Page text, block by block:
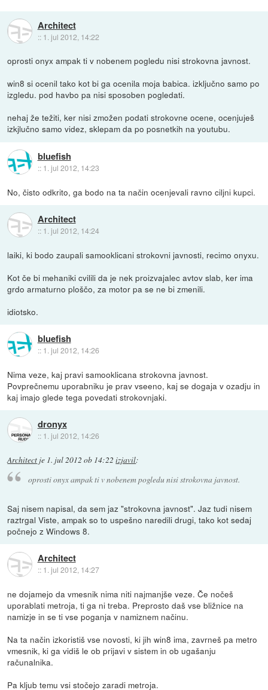
Architect
:: 1. jul 2012, 14:22
oprosti onyx ampak ti v nobenem pogledu nisi strokovna javnost.
win8 si ocenil tako kot bi ga ocenila moja babica. izključno samo po
izgledu. pod havbo pa nisi sposoben pogledati.
nehaj že težiti, ker nisi zmožen podati strokovne ocene, ocenjuješ
izkjlučno samo videz, sklepam da po posnetkih na youtubu.
bluefish
:: 1. jul 2012, 14:23
No, čisto odkrito, ga bodo na ta način ocenjevali ravno ciljni kupci.
Architect
:: 1. jul 2012, 14:24
laiki, ki bodo zaupali samooklicani strokovni javnosti, recimo onyxu.
Kot če bi mehaniki cvilili da je nek proizvajalec avtov slab, ker ima
grdo armaturno ploščo, za motor pa se ne bi zmenili.
idiotsko.
bluefish
:: 1. jul 2012, 14:26
Nima veze, kaj pravi samooklicana strokovna javnost.
Povprečnemu uporabniku je prav vseeno, kaj se dogaja v ozadju in
kaj imajo glede tega povedati strokovnjaki.
dronyx
:: 1. jul 2012, 14:26
Architect je 1. jul 2012 ob 14:22 izjavil:
oprosti onyx ampak ti v nobenem pogledu nisi strokovna javnost.
Saj nisem napisal, da sem jaz "strokovna javnost". Jaz tudi nisem
raztrgal Viste, ampak so to uspešno naredili drugi, tako kot sedaj
počnejo z Windows 8.
Architect
:: 1. jul 2012, 14:27
ne dojamejo da vmesnik nima niti najmanjše veze. Če nočeš
uporablati metroja, ti ga ni treba. Preprosto daš vse bližnice na
namizje in se ti vse poganja v namiznem načinu.
Na ta način izkoristiš vse novosti, ki jih win8 ima, zavrneš pa metro
vmesnik, ki ga vidiš le ob prijavi v sistem in ob ugašanju
računalnika.
Pa kljub temu vsi stočejo zaradi metroja.